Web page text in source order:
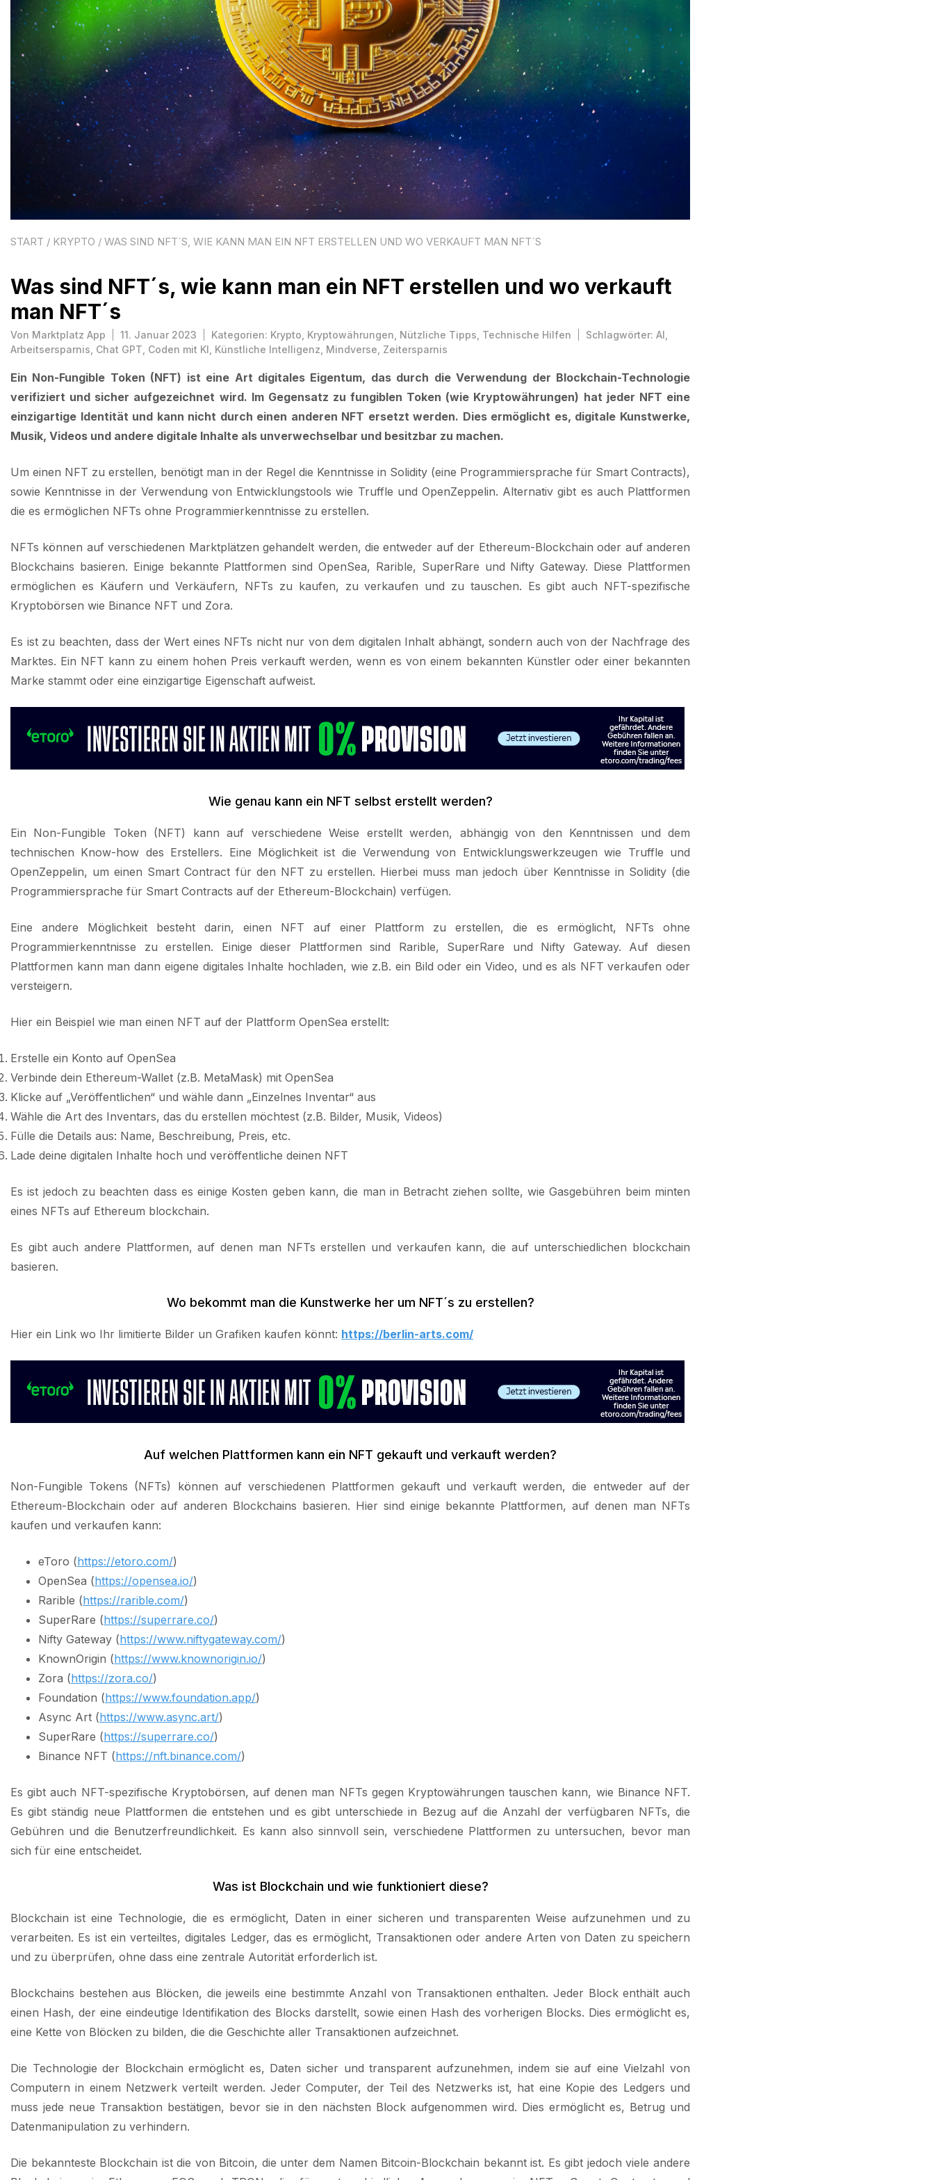
START / KRYPTO / WAS SIND NFT´S, WIE KANN MAN EIN NFT ERSTELLEN UND WO VERKAUFT MAN NFT´S
Was sind NFT´s, wie kann man ein NFT erstellen und wo verkauft
man NFT´s
Von Marktplatz App 11. Januar 2023 Kategorien: Krypto Kryptowährungen Nützliche Tipps Technische Hilfen Schlagwörter: AI
Arbeitsersparnis Chat GPT Coden mit KI Künstliche Intelligenz Mindverse Zeitersparnis
Ein Non-Fungible Token (NFT) ist eine Art digitales Eigentum, das durch die Verwendung der Blockchain-Technologie
verifiziert und sicher aufgezeichnet wird. Im Gegensatz zu fungiblen Token (wie Kryptowährungen) hat jeder NFT eine
einzigartige Identität und kann nicht durch einen anderen NFT ersetzt werden. Dies ermöglicht es, digitale Kunstwerke,
Musik, Videos und andere digitale Inhalte als unverwechselbar und besitzbar zu machen.
Um einen NFT zu erstellen, benötigt man in der Regel die Kenntnisse in Solidity (eine Programmiersprache für Smart Contracts),
sowie Kenntnisse in der Verwendung von Entwicklungstools wie Truffle und OpenZeppelin. Alternativ gibt es auch Plattformen
die es ermöglichen NFTs ohne Programmierkenntnisse zu erstellen.
NFTs können auf verschiedenen Marktplätzen gehandelt werden, die entweder auf der Ethereum-Blockchain oder auf anderen
Blockchains basieren. Einige bekannte Plattformen sind OpenSea, Rarible, SuperRare und Nifty Gateway. Diese Plattformen
ermöglichen es Käufern und Verkäufern, NFTs zu kaufen, zu verkaufen und zu tauschen. Es gibt auch NFT-spezifische
Kryptobörsen wie Binance NFT und Zora.
Es ist zu beachten, dass der Wert eines NFTs nicht nur von dem digitalen Inhalt abhängt, sondern auch von der Nachfrage des
Marktes. Ein NFT kann zu einem hohen Preis verkauft werden, wenn es von einem bekannten Künstler oder einer bekannten
Marke stammt oder eine einzigartige Eigenschaft aufweist.
Wie genau kann ein NFT selbst erstellt werden?
Ein Non-Fungible Token (NFT) kann auf verschiedene Weise erstellt werden, abhängig von den Kenntnissen und dem
technischen Know-how des Erstellers. Eine Möglichkeit ist die Verwendung von Entwicklungswerkzeugen wie Truffle und
OpenZeppelin, um einen Smart Contract für den NFT zu erstellen. Hierbei muss man jedoch über Kenntnisse in Solidity (die
Programmiersprache für Smart Contracts auf der Ethereum-Blockchain) verfügen.
Eine andere Möglichkeit besteht darin, einen NFT auf einer Plattform zu erstellen, die es ermöglicht, NFTs ohne
Programmierkenntnisse zu erstellen. Einige dieser Plattformen sind Rarible, SuperRare und Nifty Gateway. Auf diesen
Plattformen kann man dann eigene digitales Inhalte hochladen, wie z.B. ein Bild oder ein Video, und es als NFT verkaufen oder
versteigern.
Hier ein Beispiel wie man einen NFT auf der Plattform OpenSea erstellt:
Erstelle ein Konto auf OpenSea
Verbinde dein Ethereum-Wallet (z.B. MetaMask) mit OpenSea
Klicke auf „Veröffentlichen“ und wähle dann „Einzelnes Inventar“ aus
Wähle die Art des Inventars, das du erstellen möchtest (z.B. Bilder, Musik, Videos)
Fülle die Details aus: Name, Beschreibung, Preis, etc.
Lade deine digitalen Inhalte hoch und veröffentliche deinen NFT
Es ist jedoch zu beachten dass es einige Kosten geben kann, die man in Betracht ziehen sollte, wie Gasgebühren beim minten
eines NFTs auf Ethereum blockchain.
Es gibt auch andere Plattformen, auf denen man NFTs erstellen und verkaufen kann, die auf unterschiedlichen blockchain
basieren.
Wo bekommt man die Kunstwerke her um NFT´s zu erstellen?
Hier ein Link wo Ihr limitierte Bilder un Grafiken kaufen könnt: https://berlin-arts.com/
Auf welchen Plattformen kann ein NFT gekauft und verkauft werden?
Non-Fungible Tokens (NFTs) können auf verschiedenen Plattformen gekauft und verkauft werden, die entweder auf der
Ethereum-Blockchain oder auf anderen Blockchains basieren. Hier sind einige bekannte Plattformen, auf denen man NFTs
kaufen und verkaufen kann:
eToro (https://etoro.com/)
OpenSea (https://opensea.io/)
Rarible (https://rarible.com/)
SuperRare (https://superrare.co/)
Nifty Gateway (https://www.niftygateway.com/)
KnownOrigin (https://www.knownorigin.io/)
Zora (https://zora.co/)
Foundation (https://www.foundation.app/)
Async Art (https://www.async.art/)
SuperRare (https://superrare.co/)
Binance NFT (https://nft.binance.com/)
Es gibt auch NFT-spezifische Kryptobörsen, auf denen man NFTs gegen Kryptowährungen tauschen kann, wie Binance NFT.
Es gibt ständig neue Plattformen die entstehen und es gibt unterschiede in Bezug auf die Anzahl der verfügbaren NFTs, die
Gebühren und die Benutzerfreundlichkeit. Es kann also sinnvoll sein, verschiedene Plattformen zu untersuchen, bevor man
sich für eine entscheidet.
Was ist Blockchain und wie funktioniert diese?
Blockchain ist eine Technologie, die es ermöglicht, Daten in einer sicheren und transparenten Weise aufzunehmen und zu
verarbeiten. Es ist ein verteiltes, digitales Ledger, das es ermöglicht, Transaktionen oder andere Arten von Daten zu speichern
und zu überprüfen, ohne dass eine zentrale Autorität erforderlich ist.
Blockchains bestehen aus Blöcken, die jeweils eine bestimmte Anzahl von Transaktionen enthalten. Jeder Block enthält auch
einen Hash, der eine eindeutige Identifikation des Blocks darstellt, sowie einen Hash des vorherigen Blocks. Dies ermöglicht es,
eine Kette von Blöcken zu bilden, die die Geschichte aller Transaktionen aufzeichnet.
Die Technologie der Blockchain ermöglicht es, Daten sicher und transparent aufzunehmen, indem sie auf eine Vielzahl von
Computern in einem Netzwerk verteilt werden. Jeder Computer, der Teil des Netzwerks ist, hat eine Kopie des Ledgers und
muss jede neue Transaktion bestätigen, bevor sie in den nächsten Block aufgenommen wird. Dies ermöglicht es, Betrug und
Datenmanipulation zu verhindern.
Die bekannteste Blockchain ist die von Bitcoin, die unter dem Namen Bitcoin-Blockchain bekannt ist. Es gibt jedoch viele andere